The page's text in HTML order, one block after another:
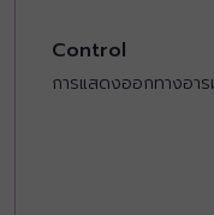
Control
การแสดงออกทางอ